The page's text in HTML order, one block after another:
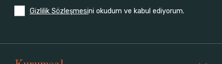
Gizlilik Sözleşmesini okudum ve kabul ediyorum.